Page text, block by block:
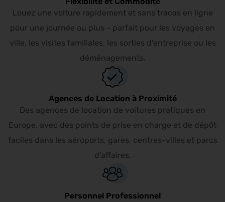
Louez une voiture rapidement et sans tracas en ligne
pour une journée ou plus - parfait pour les voyages en
ville, les visites familiales, les sorties d'entreprise ou les
déménagements.
Agences de Location à Proximité
Des agences de location de voitures pratiques en
Europe, avec des points de prise en charge et de dépôt
faciles dans les aéroports, gares, centres-villes et parcs
d'affaires.
Personnel Professionnel